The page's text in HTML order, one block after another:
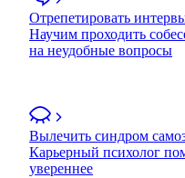
Отрепетировать
Научим проходить
на неудобные вопросы
Вылечить синдром
Карьерный психолог
увереннее